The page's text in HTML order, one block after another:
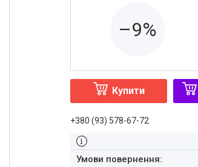
–9%
Купити
+380 (93) 578-67-72